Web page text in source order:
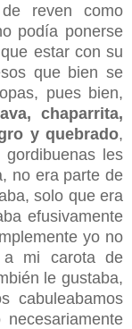
reven como
podía ponerse
estar con su
que bien se
pues bien,
chaparrita,
y quebrado,
les
no era parte de
solo que era
efusivamente
yo no
mi carota de
le gustaba,
cabuleabamos